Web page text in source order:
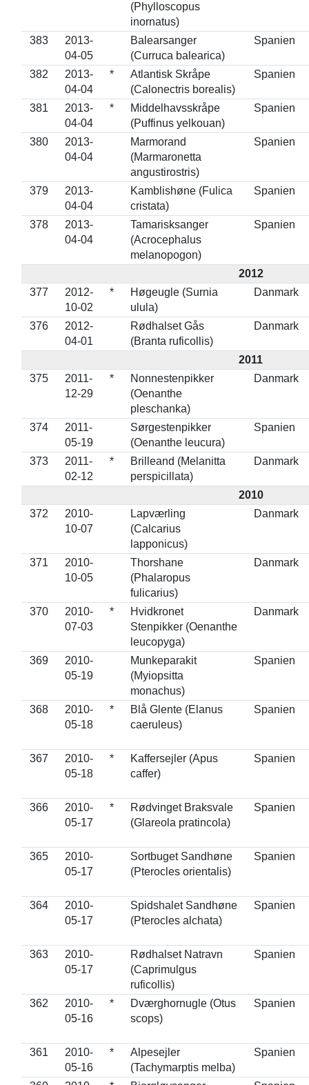
(Phylloscopus
inornatus)
383
2013-
04-05
Balearsanger
(Curruca balearica)
Spanien
382
2013-
04-04
*
Atlantisk Skråpe
(Calonectris borealis)
Spanien
381
2013-
04-04
*
Middelhavsskråpe
(Puffinus yelkouan)
Spanien
380
2013-
04-04
Marmorand
(Marmaronetta
angustirostris)
Spanien
379
2013-
04-04
Kamblishøne (Fulica
cristata)
Spanien
378
2013-
04-04
Tamarisksanger
(Acrocephalus
melanopogon)
Spanien
2012
377
2012-
10-02
*
Høgeugle (Surnia
ulula)
Danmark
376
2012-
04-01
Rødhalset Gås
(Branta ruficollis)
Danmark
2011
375
2011-
12-29
*
Nonnestenpikker
(Oenanthe
pleschanka)
Danmark
374
2011-
05-19
Sørgestenpikker
(Oenanthe leucura)
Spanien
373
2011-
02-12
*
Brilleand (Melanitta
perspicillata)
Danmark
2010
372
2010-
10-07
Lapværling
(Calcarius
lapponicus)
Danmark
371
2010-
10-05
Thorshane
(Phalaropus
fulicarius)
Danmark
370
2010-
07-03
*
Hvidkronet
Stenpikker (Oenanthe
leucopyga)
Danmark
369
2010-
05-19
Munkeparakit
(Myiopsitta
monachus)
Spanien
368
2010-
05-18
*
Blå Glente (Elanus
caeruleus)
Spanien
367
2010-
05-18
*
Kaffersejler (Apus
caffer)
Spanien
366
2010-
05-17
*
Rødvinget Braksvale
(Glareola pratincola)
Spanien
365
2010-
05-17
Sortbuget Sandhøne
(Pterocles orientalis)
Spanien
364
2010-
05-17
Spidshalet Sandhøne
(Pterocles alchata)
Spanien
363
2010-
05-17
Rødhalset Natravn
(Caprimulgus
ruficollis)
Spanien
362
2010-
05-16
*
Dværghornugle (Otus
scops)
Spanien
361
2010-
05-16
*
Alpesejler
(Tachymarptis melba)
Spanien